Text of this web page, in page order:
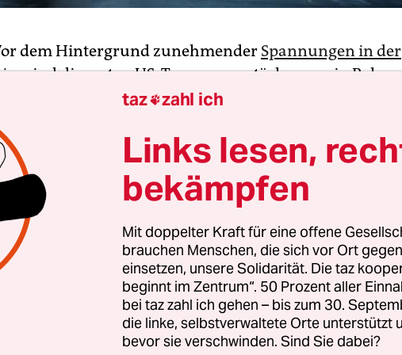
dem Hintergrund zunehmender Spannungen in der
sind die ersten US-Truppenverstärkungen in Polen
eingetroffen. „Die ersten Soldaten sind gut am
sagte der polnische Armeesprecher
Lipczynski am Samstag. Zuvor hatten am Freitag
die hessische Landeshauptstadt Wiesbaden
die diplomatischen Bemühungen zu einer
des Konflikts fortgesetzt.
der angekündigten 2.000 US-Soldaten sollen in
die restlichen 300 in Deutschland. Nachdem
in Polen eingetroffen seien, werde der Großteil der
Kürze“ erwartet, teilte das polnische Militär weiter mit.
Vorbereitungen laufen demnach bereits „seit
taz zahl ich
Links lesen,
bekämpfen
Mit doppelter Kraft für eine offene
brauchen Menschen, die sich vor Ort
einsetzen, unsere Solidarität. Die taz
beginnt im Zentrum“. 50 Prozent aller
bei taz zahl ich gehen – bis zum 30.
die linke, selbstverwaltete Orte unterstützt
bevor sie verschwinden. Sind Sie dabei?